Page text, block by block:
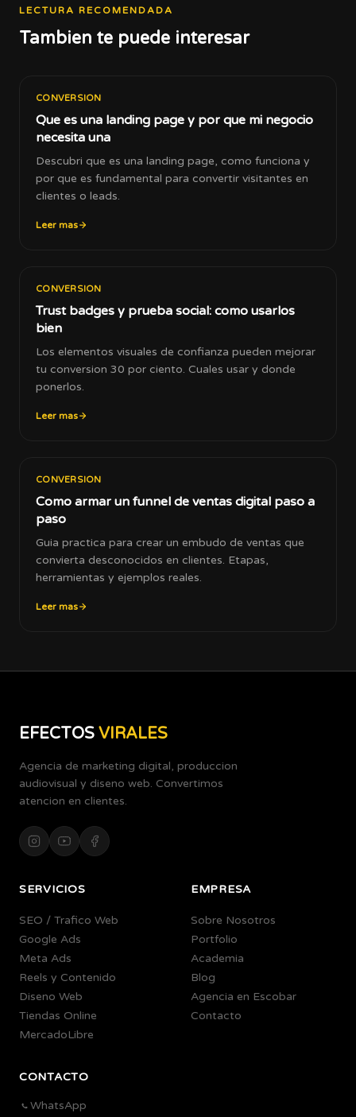
LECTURA RECOMENDADA
Tambien te puede interesar
CONVERSION
Que es una landing page y por que mi negocio
necesita una
Descubri que es una landing page, como funciona y
por que es fundamental para convertir visitantes en
clientes o leads.
Leer mas
CONVERSION
Trust badges y prueba social: como usarlos
bien
Los elementos visuales de confianza pueden mejorar
tu conversion 30 por ciento. Cuales usar y donde
ponerlos.
Leer mas
CONVERSION
Como armar un funnel de ventas digital paso a
paso
Guia practica para crear un embudo de ventas que
convierta desconocidos en clientes. Etapas,
herramientas y ejemplos reales.
Leer mas
EFECTOS VIRALES
Agencia de marketing digital, produccion
audiovisual y diseno web. Convertimos
atencion en clientes.
SERVICIOS
SEO / Trafico Web
Google Ads
Meta Ads
Reels y Contenido
Diseno Web
Tiendas Online
MercadoLibre
EMPRESA
Sobre Nosotros
Portfolio
Academia
Blog
Agencia en Escobar
Contacto
CONTACTO
WhatsApp